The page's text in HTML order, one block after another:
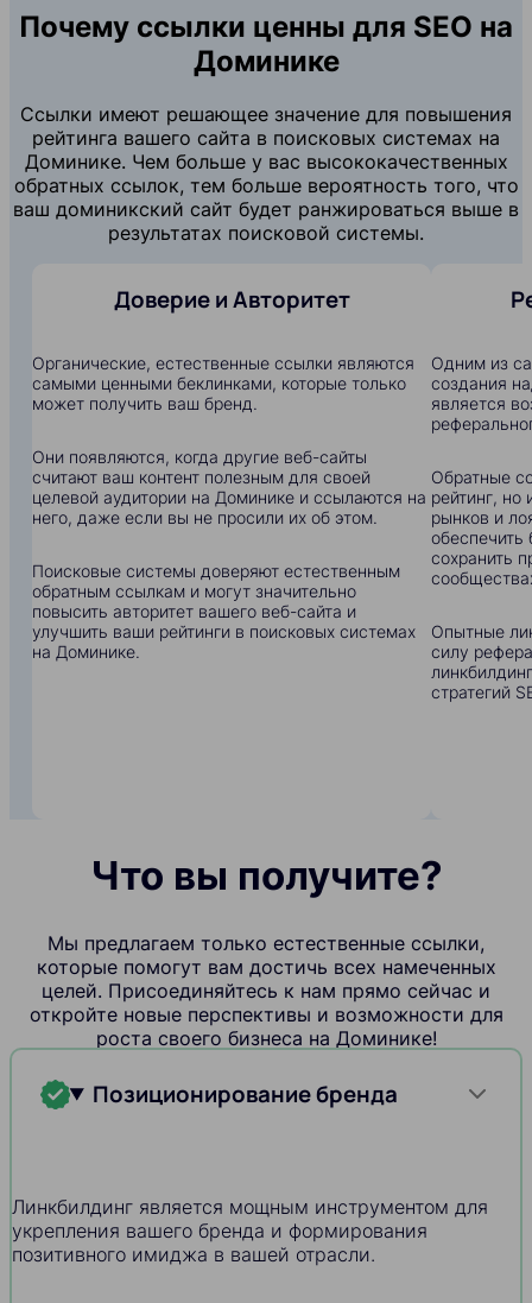
Почему ссылки ценны для SEO на
Доминике
Ссылки имеют решающее значение для повышения
рейтинга вашего сайта в поисковых системах на
Доминике. Чем больше у вас высококачественных
обратных ссылок, тем больше вероятность того, что
ваш доминикский сайт будет ранжироваться выше в
результатах поисковой системы.
Доверие и Авторитет
Органические, естественные ссылки являются
самыми ценными беклинками, которые только
может получить ваш бренд.
Они появляются, когда другие веб-сайты
считают ваш контент полезным для своей
целевой аудитории на Доминике и ссылаются на
него, даже если вы не просили их об этом.
Поисковые системы доверяют естественным
обратным ссылкам и могут значительно
повысить авторитет вашего веб-сайта и
улучшить ваши рейтинги в поисковых системах
на Доминике.
Одним из
создания
является
Обратные
рейтинг,
рынков и
сохранить
Опытные
силу
стратегий
Что вы получите?
Мы предлагаем только естественные ссылки,
которые помогут вам достичь всех намеченных
целей. Присоединяйтесь к нам прямо сейчас и
откройте новые перспективы и возможности для
роста своего бизнеса на Доминике!
Позиционирование бренда
Линкбилдинг является мощным инструментом для
укрепления вашего бренда и формирования
позитивного имиджа в вашей отрасли.